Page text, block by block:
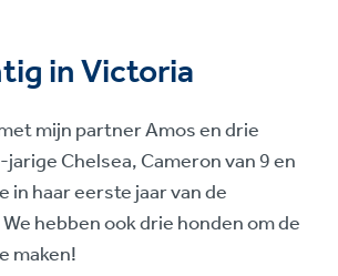
in Victoria
mijn partner Amos en drie
Chelsea, Cameron van 9 en
in haar eerste jaar van de
hebben ook drie honden om de
maken!